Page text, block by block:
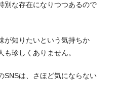
別な存在になりつつあるので
が知りたいという気持ちか
珍しくありません。
SNSは、さほど気にならない